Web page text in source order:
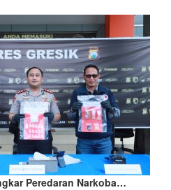
Peredaran Narkoba…